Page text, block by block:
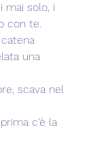
mai solo, i
con te.
una
scava nel
c'è la